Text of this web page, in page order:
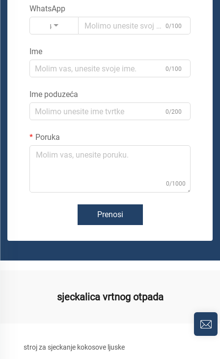
WhatsApp
Kod
0/100
Ime
0/100
Ime poduzeća
0/200
Poruka
0/1000
Prenosi
sjeckalica vrtnog otpada
stroj za sjeckanje kokosove ljuske